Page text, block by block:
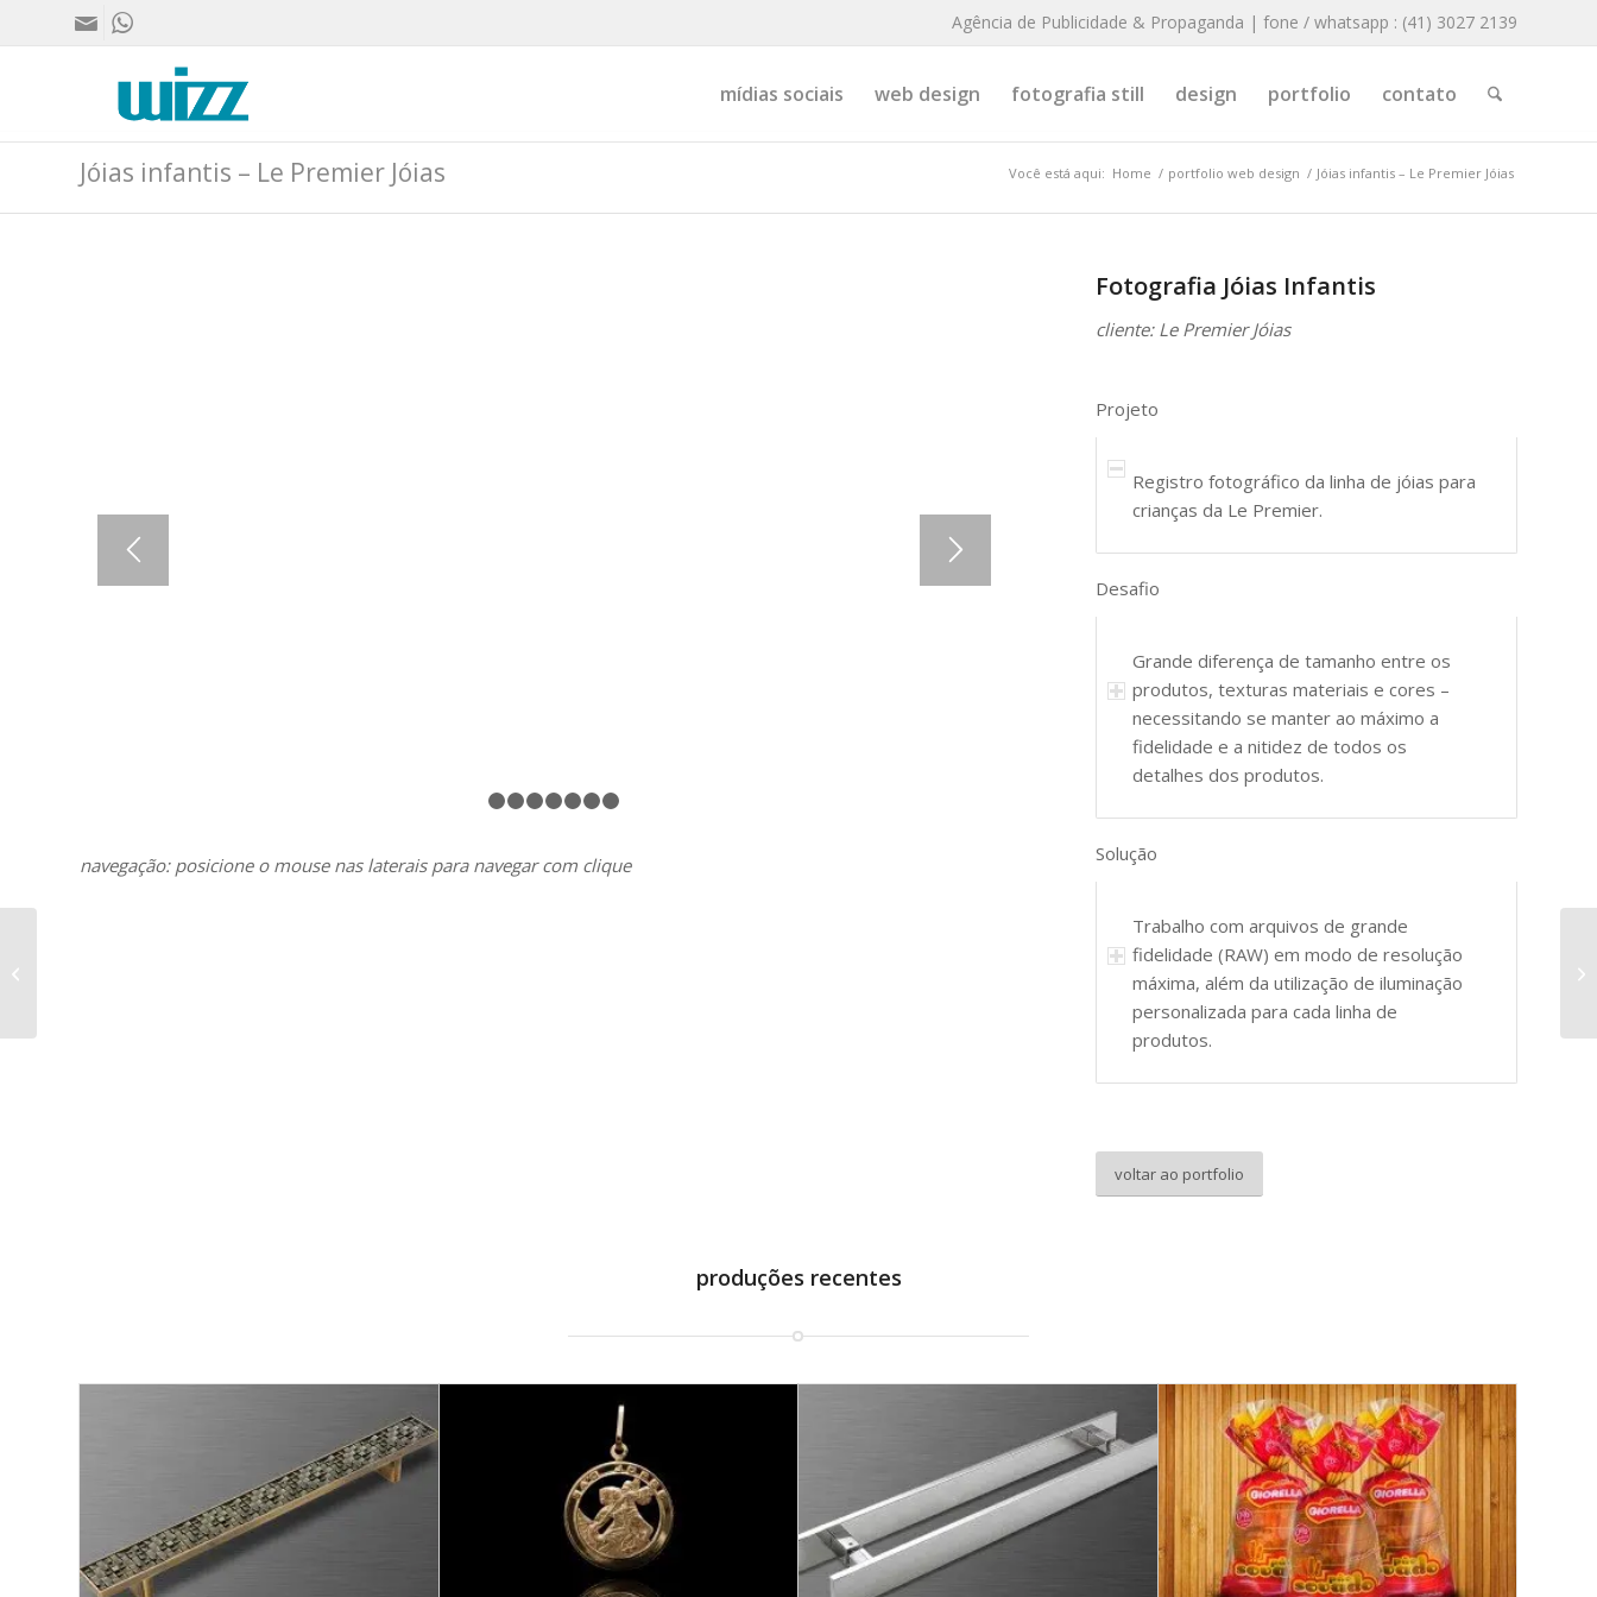
Agência de Publicidade & Propaganda | fone / whatsapp : (41) 3027 2139
mídias sociais web design fotografia still design portfolio contato
Jóias infantis – Le Premier Jóias Você está aqui: Home / portfolio web design / Jóias infantis – Le Premier Jóias
1 2
navegação: posicione o mouse nas laterais para navegar com clique
Fotografia Jóias Infantis
cliente: Le Premier Jóias
Projeto
Registro fotográfico da linha de jóias para
crianças da Le Premier.
Desafio
Grande diferença de tamanho entre os
produtos, texturas materiais e cores –
necessitando se manter ao máximo a
fidelidade e a nitidez de todos os
detalhes dos produtos.
Solução
Trabalho com arquivos de grande
fidelidade (RAW) em modo de resolução
máxima, além da utilização de iluminação
personalizada para cada linha de
produtos.
voltar ao portfolio
produções recentes